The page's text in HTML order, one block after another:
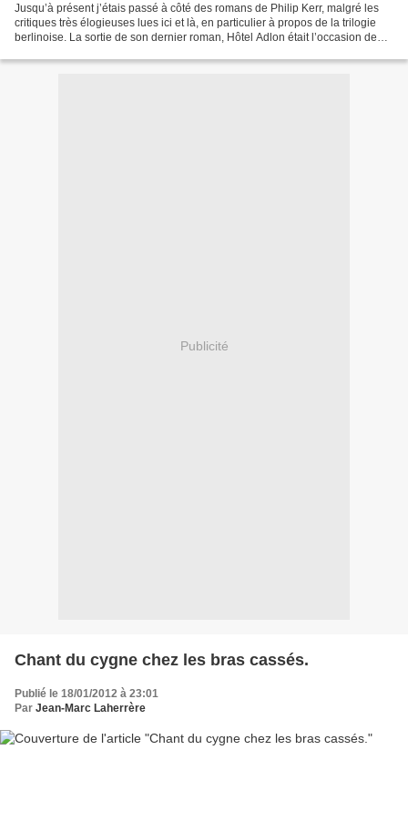
Jusqu’à présent j’étais passé à côté des romans de Philip Kerr, malgré les
critiques très élogieuses lues ici et là, en particulier à propos de la trilogie
berlinoise. La sortie de son dernier roman, Hôtel Adlon était l’occasion de
Publicité
Chant du cygne chez les bras cassés.
Publié le 18/01/2012 à 23:01
Par Jean-Marc Laherrère